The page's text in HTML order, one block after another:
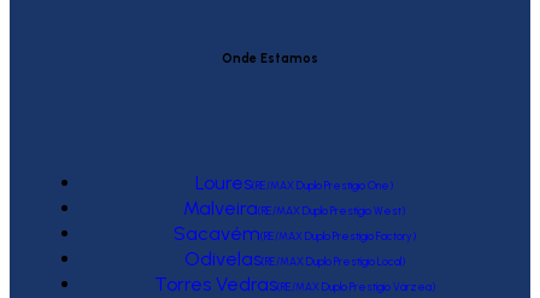
Onde Estamos
Loures(RE/MAX Duplo Prestígio One)
Malveira(RE/MAX Duplo Prestígio West)
Sacavém(RE/MAX Duplo Prestígio Factory)
Odivelas(RE/MAX Duplo Prestígio Local)
Torres Vedras(RE/MAX Duplo Prestígio Várzea)